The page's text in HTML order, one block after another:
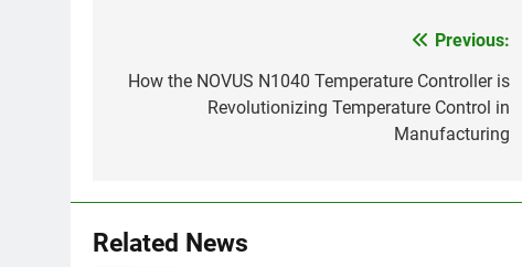
navigation
Previous:
How the NOVUS N1040 Temperature Controller is
Revolutionizing Temperature Control in
Manufacturing
Related News